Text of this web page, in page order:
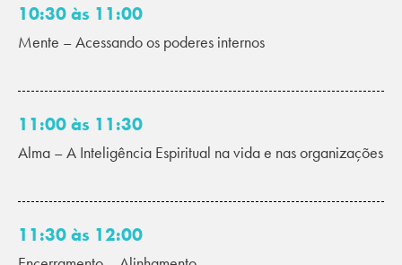
10:30 às 11:00
Mente – Acessando os poderes internos
11:00 às 11:30
Alma – A Inteligência Espiritual na vida e nas organizações
11:30 às 12:00